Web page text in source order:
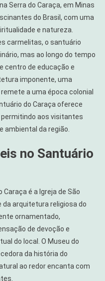
Serra do Caraça, em Minas
do Brasil, com uma
e natureza.
carmelitas, o santuário
mas ao longo do tempo
centro de educação e
imponente, uma
a uma época colonial
do Caraça oferece
aos visitantes
ambiental da região.
no Santuário
é a Igreja de São
arquitetura religiosa do
ornamentado,
de devoção e
do local. O Museu do
da história do
ao redor encanta com